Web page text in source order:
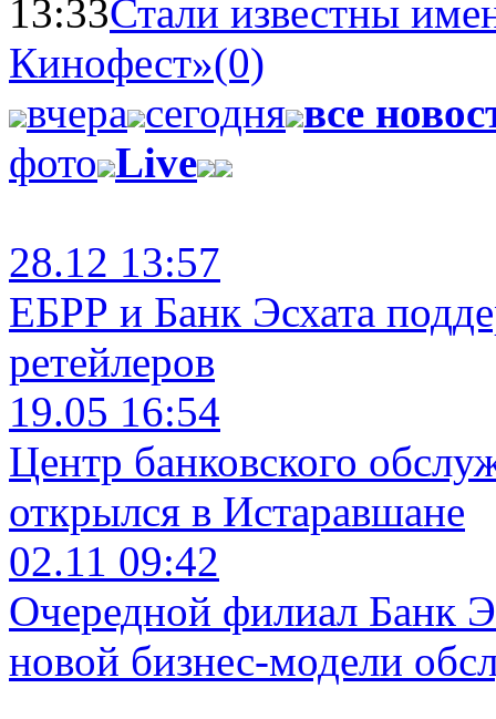
13:33Стали известны
Кинофест»(0)
вчера сегодня все
фото Live
28.12 13:57
ЕБРР и Банк Эсхата
ретейлеров
19.05 16:54
Центр банковского
открылся в Истаравшане
02.11 09:42
Очередной филиал Банк
новой бизнес-модели